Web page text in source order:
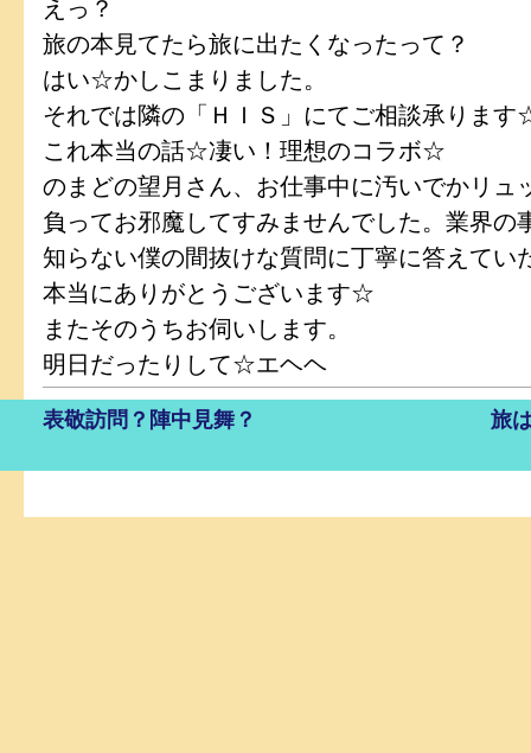
えっ？
旅の本見てたら旅に出たくなったって？
はい☆かしこまりました。
それでは隣の「ＨＩＳ」にてご相談承りま
これ本当の話☆凄い！理想のコラボ☆
のまどの望月さん、お仕事中に汚いでかリュ
負ってお邪魔してすみませんでした。業界の
知らない僕の間抜けな質問に丁寧に答えてい
本当にありがとうございます☆
またそのうちお伺いします。
明日だったりして☆エヘヘ
表敬訪問？陣中見舞？ 旅